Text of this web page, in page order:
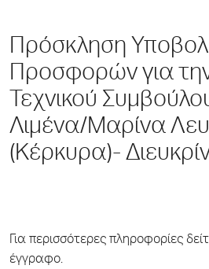
Πρόσκληση
Προσφορών για
Τεχνικού
Λιμένα/Μαρίνα
(Κέρκυρα)-
Για περισσότερες πληροφορίες
έγγραφο.